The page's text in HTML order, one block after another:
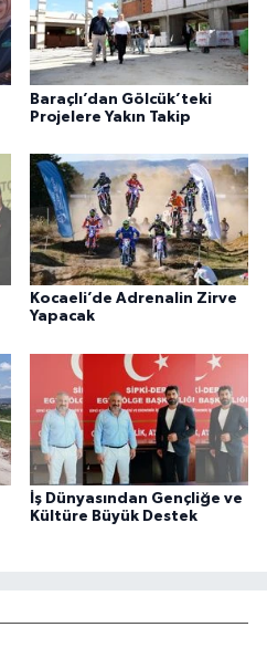
Baraçlı’dan Gölcük’teki
Projelere Yakın Takip
Kocaeli’de Adrenalin Zirve
Yapacak
İş Dünyasından Gençliğe ve
Kültüre Büyük Destek